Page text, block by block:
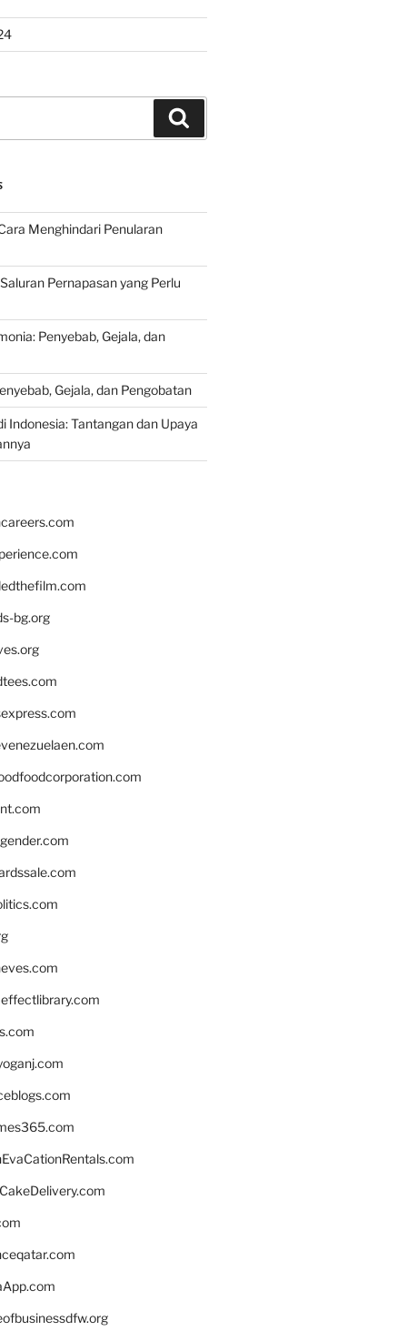
Menghindari Penularan
Pernapasan yang Perlu
Penyebab, Gejala, dan
Gejala, dan Pengobatan
Indonesia: Tantangan dan Upaya
bg.org